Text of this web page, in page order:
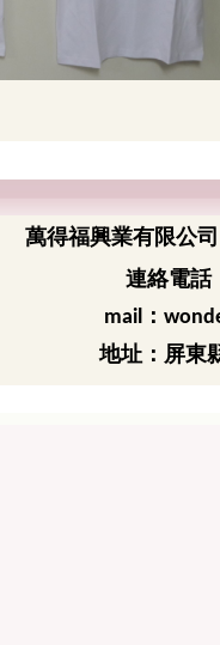
萬得福興業有限公司
連絡電
mail ：
地址：屏東